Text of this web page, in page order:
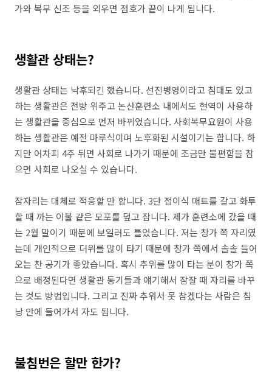
가와 복무 신조 등을 외우면 점호가 끝이 나게 됩니다.
생활관 상태는?
생활관 상태는 낙후되긴 했습니다. 선진병영이라고 침대도 있고
하는 생활관은 전방 위주고 논산훈련소 내에서도 현역이 사용하
는 생활관을 중심으로 먼저 바뀌었습니다. 사회복무요원이 사용
하는 생활관은 예전 마루식이며 노후화된 시설이기는 합니다. 하
지만 어차피 4주 뒤면 사회로 나가기 때문에 조금만 불편함을 참
으면 사회로 나오실 수 있습니다.
잠자리는 대체로 적응할 만 합니다. 3단 접이식 매트를 갈고 화투
할 때 까는 이불 같은 모포를 덮고 잡니다. 제가 훈련소에 갔을 때
는 2월 말이기 때문에 보일러도 틀었습니다. 저는 창가 쪽 자리였
는데 개인적으로 더위를 많이 타기 때문에 창가 쪽에서 솔솔 들어
오는 찬 공기가 좋았습니다. 혹시 추위를 많이 타는 분이 창가 쪽
으로 배정된다면 생활관 동기들과 얘기해서 잠잘 때 자리를 바꾸
는 것도 방법입니다. 그리고 진짜 추워서 못 참겠다는 사람은 침
낭 안에 들어가서 자도 됩니다.
불침번은 할만 한가?